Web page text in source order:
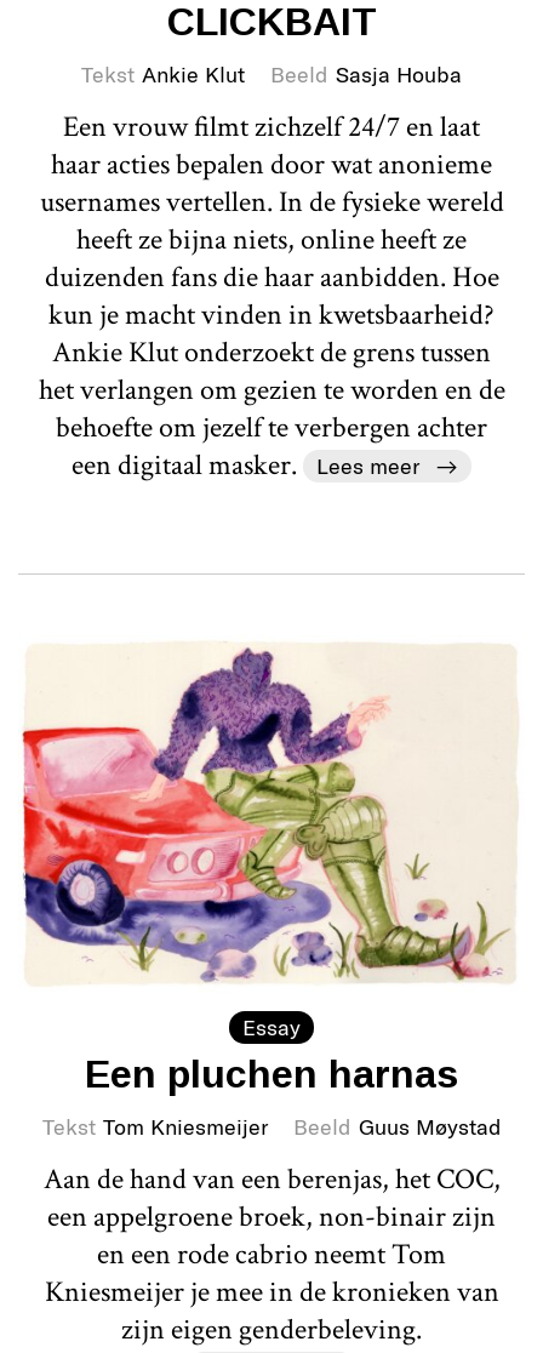
CLICKBAIT
Tekst Ankie Klut Beeld Sasja Houba
Een vrouw filmt zichzelf 24/7 en laat
haar acties bepalen door wat anonieme
usernames vertellen. In de fysieke wereld
heeft ze bijna niets, online heeft ze
duizenden fans die haar aanbidden. Hoe
kun je macht vinden in kwetsbaarheid?
Ankie Klut onderzoekt de grens tussen
het verlangen om gezien te worden en de
behoefte om jezelf te verbergen achter
een digitaal masker.
Lees meer
Essay
Een pluchen harnas
Tekst Tom Kniesmeijer Beeld Guus Møystad
Aan de hand van een berenjas, het COC,
een appelgroene broek, non-binair zijn
en een rode cabrio neemt Tom
Kniesmeijer je mee in de kronieken van
zijn eigen genderbeleving.